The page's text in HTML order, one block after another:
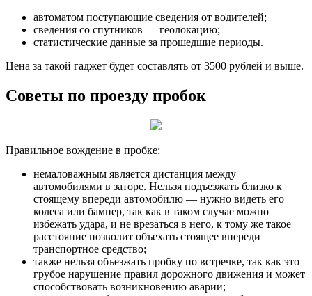
автоматом поступающие сведения от водителей;
сведения со спутников — геолокацию;
статистические данные за прошедшие периоды.
Цена за такой гаджет будет составлять от 3500 рублей и выше.
Советы по проезду пробок
Правильное вождение в пробке:
немаловажным является дистанция между
автомобилями в заторе. Нельзя подъезжать близко к
стоящему впереди автомобилю — нужно видеть его
колеса или бампер, так как в таком случае можно
избежать удара, и не врезаться в него, к тому же такое
расстояние позволит объехать стоящее впереди
транспортное средство;
также нельзя объезжать пробку по встречке, так как это
грубое нарушение правил дорожного движения и может
способствовать возникновению аварии;